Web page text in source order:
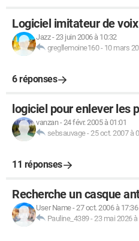
Logiciel imitateur de voix
Jazz-23 juin 2006 à 10:32
gregllemoine160- 10 mars
6 réponses
logiciel pour enlever les
vanzan-24 févr. 2005 à 01:01
sebsauvage-25 oct. 2007 à
11 réponses
Recherche un casque
User Name-27 oct. 2006 à 17:36
Pauline_4389-23 mai 2026 à